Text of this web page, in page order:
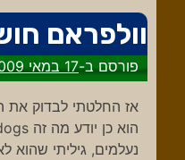
וולפראם
פורסם ב-17 במאי 2009
נעלמים, גיליתי שהוא